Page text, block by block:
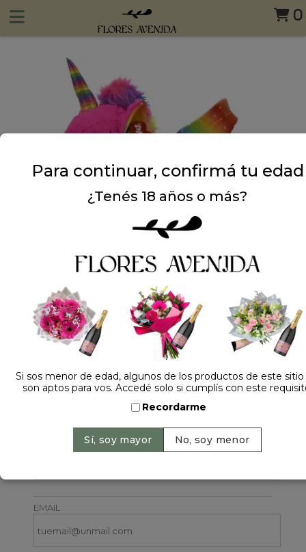
0
Dejá tu opinión
EMAIL
Para continuar, confirmá tu edad
¿Tenés 18 años o más?
Si sos menor de edad, algunos de los productos de este
son aptos para vos. Accedé solo si cumplís con este
Recordarme